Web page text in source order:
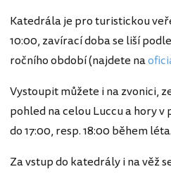
Katedrála je pro turistickou
10:00, zavírací doba se liší
ročního období (najdete na
Vystoupit můžete i na zvonici,
pohled na celou Luccu a hory v
do 17:00, resp. 18:00 během léta.
Za vstup do katedrály i na věž